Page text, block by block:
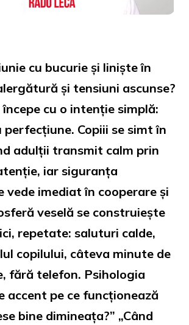
cu bucurie și liniște în
și tensiuni ascunse?
cu o intenție simplă:
perfecțiune. Copiii se simt în
adulții transmit calm prin
iar siguranța
vede imediat în cooperare și
veselă se construiește
repetate: saluturi calde,
copilului, câteva minute de
fără telefon. Psihologia
accent pe ce funcționează
bine dimineața?” „Când